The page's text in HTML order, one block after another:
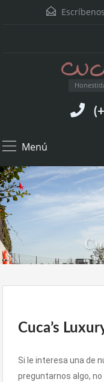
Menú
Cuca’s
Si le interesa una de
preguntarnos algo,